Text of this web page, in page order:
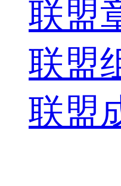
联盟
联盟
联盟